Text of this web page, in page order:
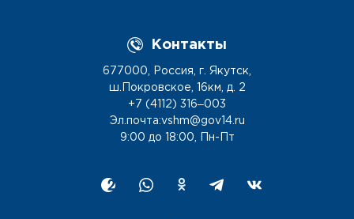
Контакты
677000, Россия, г. Якутск,
ш.Покровское, 16км, д. 2
+7 (4112) 316‒003
Эл.почта:vshm@gov14.ru
9:00 до 18:00, Пн-Пт